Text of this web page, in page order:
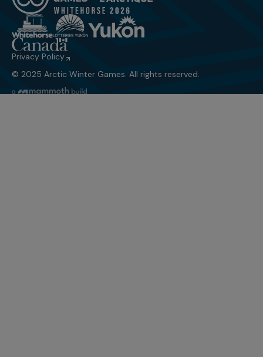
Privacy Policy
© 2025 Arctic Winter Games. All rights reserved.